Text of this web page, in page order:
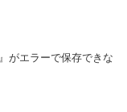
がエラーで保存できな